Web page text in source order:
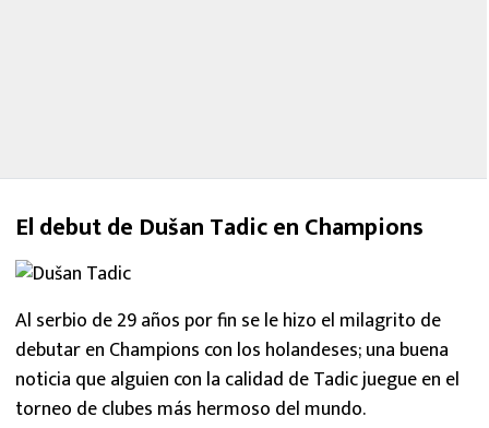
El debut de Dušan Tadic en Champions
Al serbio de 29 años por fin se le hizo el milagrito de
debutar en Champions con los holandeses; una buena
noticia que alguien con la calidad de Tadic juegue en el
torneo de clubes más hermoso del mundo.